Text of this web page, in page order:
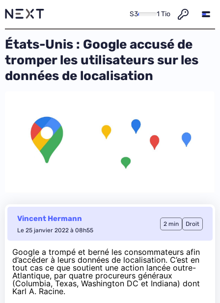
S3 1 Tio
États-Unis : Google accusé de
tromper les utilisateurs sur les
données de localisation
Vincent Hermann
Le 25 janvier 2022 à 08h55
2 min Droit
Google a trompé et berné les consommateurs afin
d’accéder à leurs données de localisation. C’est en
tout cas ce que soutient une action lancée outre-
Atlantique, par quatre procureurs généraux
(Columbia, Texas, Washington DC et Indiana) dont
Karl A. Racine.